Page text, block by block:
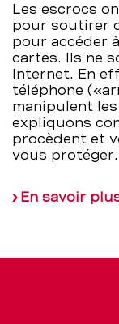
Les escrocs
pour soutirer
pour accéder
cartes. Ils ne
Internet. En
téléphone
manipulent
expliquons
procèdent et
vous protéger.
En savoir